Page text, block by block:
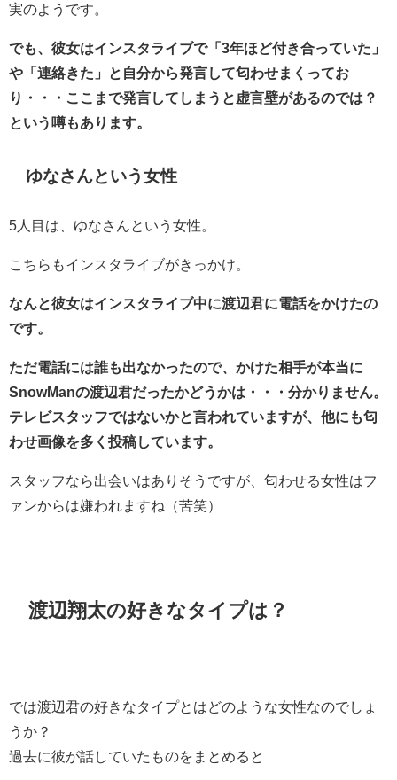
実のようです。
でも、彼女はインスタライブで「3年ほど付き合っていた」
や「連絡きた」と自分から発言して匂わせまくってお
り・・・ここまで発言してしまうと虚言壁があるのでは？
という噂もあります。
ゆなさんという女性
5人目は、ゆなさんという女性。
こちらもインスタライブがきっかけ。
なんと彼女はインスタライブ中に渡辺君に電話をかけたの
です。
ただ電話には誰も出なかったので、かけた相手が本当に
SnowManの渡辺君だったかどうかは・・・分かりません。
テレビスタッフではないかと言われていますが、他にも匂
わせ画像を多く投稿しています。
スタッフなら出会いはありそうですが、匂わせる女性はフ
ァンからは嫌われますね（苦笑）
渡辺翔太の好きなタイプは？
では渡辺君の好きなタイプとはどのような女性なのでしょ
うか？
過去に彼が話していたものをまとめると